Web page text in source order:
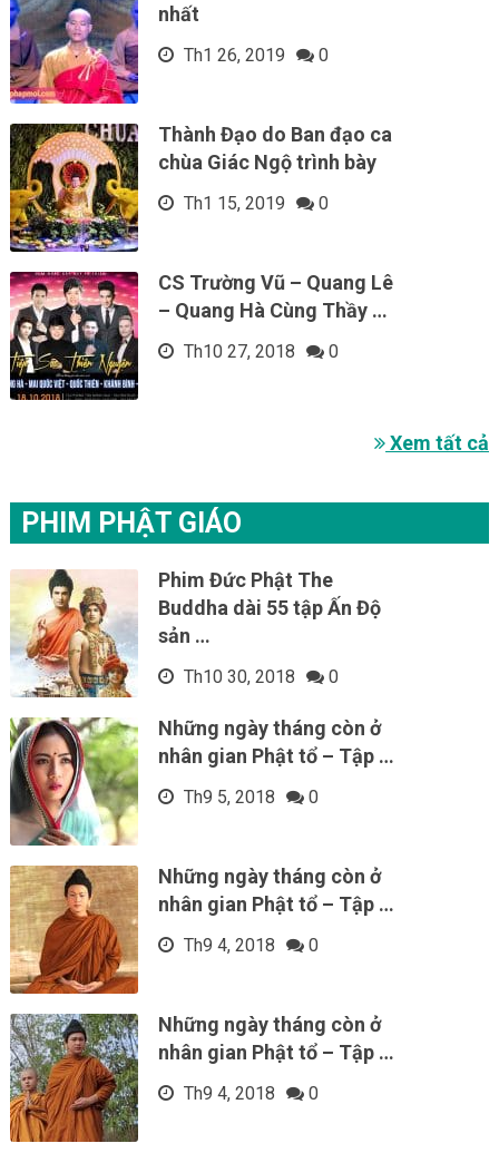
nhất
Th1 26, 2019 0
Thành Đạo do Ban đạo ca
chùa Giác Ngộ trình bày
Th1 15, 2019 0
CS Trường Vũ – Quang Lê
– Quang Hà Cùng Thầy …
Th10 27, 2018 0
Xem tất cả
PHIM PHẬT GIÁO
Phim Đức Phật The
Buddha dài 55 tập Ấn Độ
sản …
Th10 30, 2018 0
Những ngày tháng còn ở
nhân gian Phật tổ – Tập …
Th9 5, 2018 0
Những ngày tháng còn ở
nhân gian Phật tổ – Tập …
Th9 4, 2018 0
Những ngày tháng còn ở
nhân gian Phật tổ – Tập …
Th9 4, 2018 0